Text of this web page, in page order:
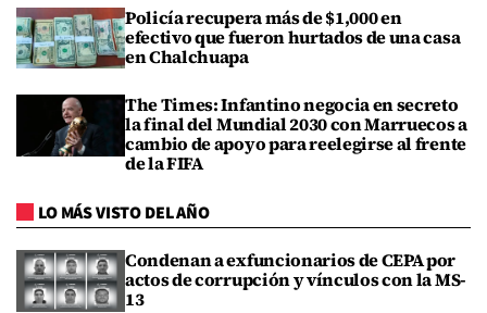
Policía recupera más de $1,000 en
efectivo que fueron hurtados de una casa
en Chalchuapa
The Times: Infantino negocia en secreto
la final del Mundial 2030 con Marruecos a
cambio de apoyo para reelegirse al frente
de la FIFA
LO MÁS VISTO DEL AÑO
Condenan a exfuncionarios de CEPA por
actos de corrupción y vínculos con la MS-
13